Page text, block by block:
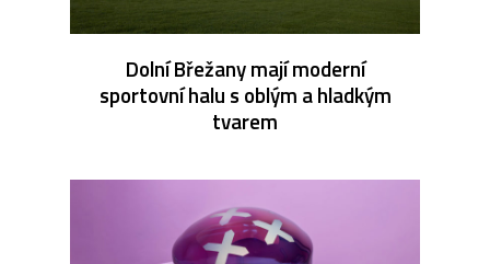
Dolní Břežany mají moderní
sportovní halu s oblým a hladkým
tvarem